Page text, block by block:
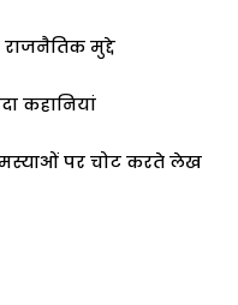
मुद्दे
कहानियां
पर चोट करते लेख